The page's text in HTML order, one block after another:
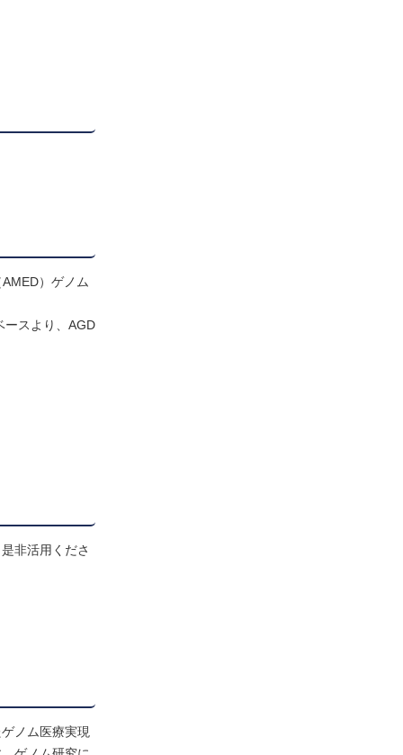
）ゲノム
ースより、AGD
非活用くださ
ノム医療実現